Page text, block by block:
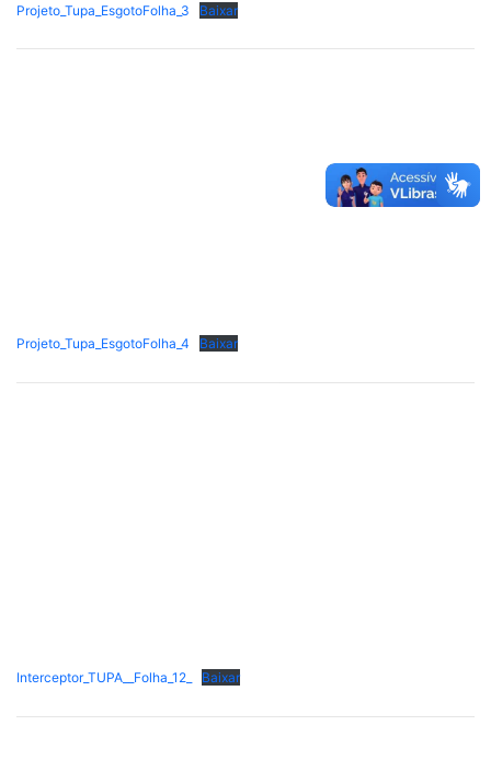
Projeto_Tupa_EsgotoFolha_3 Baixar
Projeto_Tupa_EsgotoFolha_4 Baixar
Interceptor_TUPA__Folha_12_ Baixar